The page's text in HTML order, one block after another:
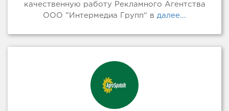
качественную работу Рекламного Агентства
ООО ”Интермедиа Групп“ в далее...